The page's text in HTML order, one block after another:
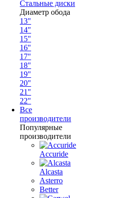
Стальные диски
Диаметр обода
13"
14"
15"
16"
17"
18"
19"
20"
21"
22"
Все
производители
Популярные
производители
Accuride
Alcasta
Asterro
Better